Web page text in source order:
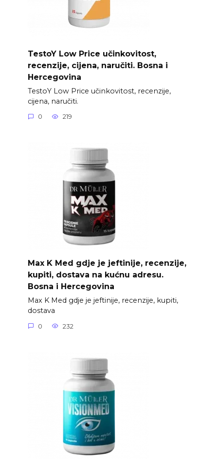
TestoY Low Price učinkovitost,
recenzije, cijena, naručiti. Bosna i
Hercegovina
TestoY Low Price učinkovitost, recenzije,
cijena, naručiti.
0 219
Max K Med gdje je jeftinije, recenzije,
kupiti, dostava na kućnu adresu.
Bosna i Hercegovina
Max K Med gdje je jeftinije, recenzije, kupiti,
dostava
0 232